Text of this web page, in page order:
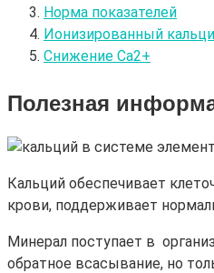
Норма показателей
Ионизированный
Снижение Са2+
Полезная
Кальций обеспечивает
крови, поддерживает
Минерал поступает в
обратное всасывание, но